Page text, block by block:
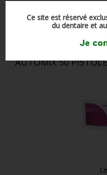
Ce site est réservé
du dentaire et
AUTOMIX 50